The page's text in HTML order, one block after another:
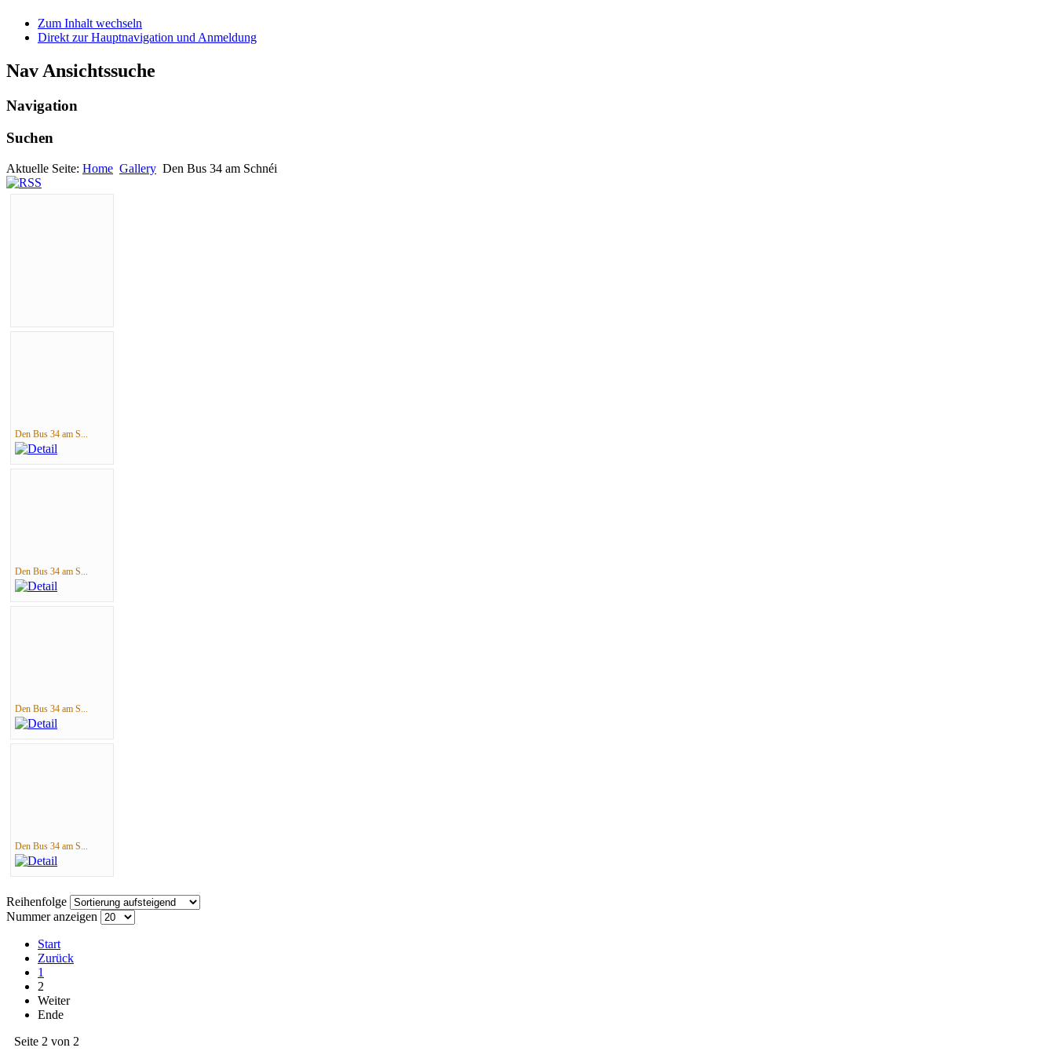
Zum Inhalt wechseln
Direkt zur Hauptnavigation und Anmeldung
Nav Ansichtssuche
Navigation
Suchen
Aktuelle Seite: Home Gallery Den Bus 34 am Schnéi
Den Bus 34 am S...
Den Bus 34 am S...
Den Bus 34 am S...
Den Bus 34 am S...
Reihenfolge
Nummer anzeigen
Start
Zurück
1
2
Weiter
Ende
Seite 2 von 2